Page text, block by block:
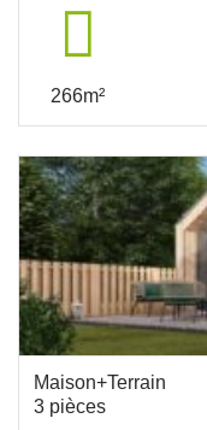
266m²
Maison+Terrain
3 pièces